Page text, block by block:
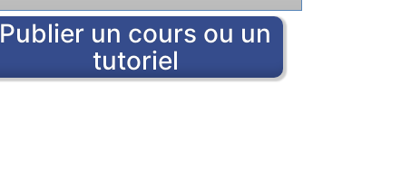
Publier un cours ou un
tutoriel